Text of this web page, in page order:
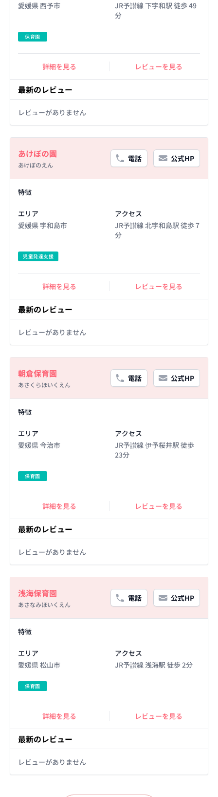
愛媛県 西予市
JR予讃線 下宇和駅 徒歩 49
分
保育園
詳細を見る レビューを見る
最新のレビュー
レビューがありません
あけぼの園
あけぼのえん
電話 公式HP
特徴
エリア
愛媛県 宇和島市
アクセス
JR予讃線 北宇和島駅 徒歩 7
分
児童発達支援
詳細を見る レビューを見る
最新のレビュー
レビューがありません
朝倉保育園
あさくらほいくえん
電話 公式HP
特徴
エリア
愛媛県 今治市
アクセス
JR予讃線 伊予桜井駅 徒歩
23分
保育園
詳細を見る レビューを見る
最新のレビュー
レビューがありません
浅海保育園
あさなみほいくえん
電話 公式HP
特徴
エリア
愛媛県 松山市
アクセス
JR予讃線 浅海駅 徒歩 2分
保育園
詳細を見る レビューを見る
最新のレビュー
レビューがありません